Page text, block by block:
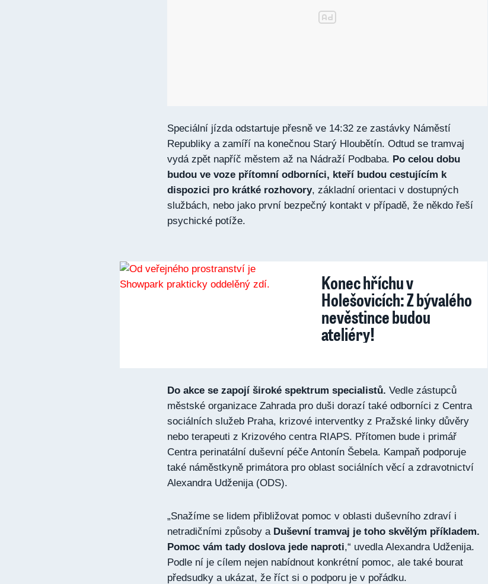
Speciální jízda odstartuje přesně ve 14:32 ze zastávky Náměstí
Republiky a zamíří na konečnou Starý Hloubětín. Odtud se tramvaj
vydá zpět napříč městem až na Nádraží Podbaba. Po celou dobu
budou ve voze přítomní odborníci, kteří budou cestujícím k
dispozici pro krátké rozhovory, základní orientaci v dostupných
službách, nebo jako první bezpečný kontakt v případě, že někdo řeší
psychické potíže.
Konec hříchu v
Holešovicích: Z bývalého
nevěstince budou
ateliéry!
Do akce se zapojí široké spektrum specialistů. Vedle zástupců
městské organizace Zahrada pro duši dorazí také odborníci z Centra
sociálních služeb Praha, krizové interventky z Pražské linky důvěry
nebo terapeuti z Krizového centra RIAPS. Přítomen bude i primář
Centra perinatální duševní péče Antonín Šebela. Kampaň podporuje
také náměstkyně primátora pro oblast sociálních věcí a zdravotnictví
Alexandra Udženija (ODS).
„Snažíme se lidem přibližovat pomoc v oblasti duševního zdraví i
netradičními způsoby aDuševní tramvaj je toho skvělým příkladem.
Pomoc vám tady doslova jede naproti,“ uvedla Alexandra Udženija.
Podle ní je cílem nejen nabídnout konkrétní pomoc, ale také bourat
předsudky a ukázat, že říct si o podporu je v pořádku.